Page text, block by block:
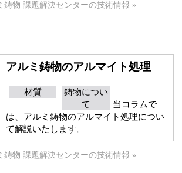
鋳物 課題解決センターの技術情報 »
アルミ鋳物のアルマイト処理
材質
鋳物につい
て
当コラムで
は、アルミ鋳物のアルマイト処理につい
て解説いたします。
鋳物 課題解決センターの技術情報 »